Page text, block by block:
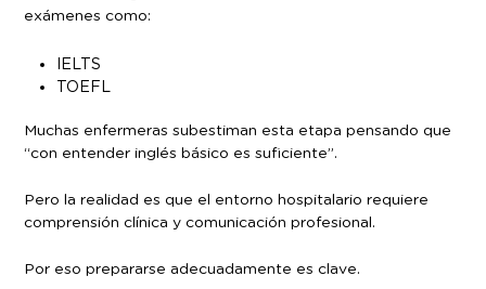
exámenes como:
IELTS
TOEFL
Muchas enfermeras subestiman esta etapa pensando que
“con entender inglés básico es suficiente”.
Pero la realidad es que el entorno hospitalario requiere
comprensión clínica y comunicación profesional.
Por eso prepararse adecuadamente es clave.